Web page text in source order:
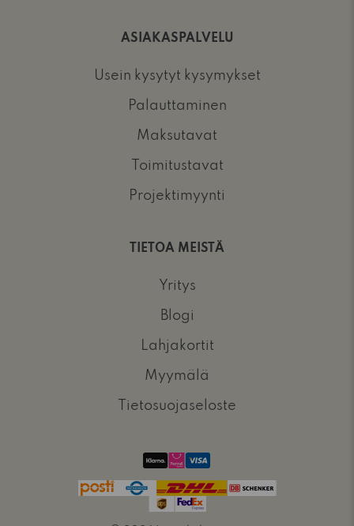
ASIAKASPALVELU
Usein kysytyt kysymykset
Palauttaminen
Maksutavat
Toimitustavat
Projektimyynti
TIETOA MEISTÄ
Yritys
Blogi
Lahjakortit
Myymälä
Tietosuojaseloste